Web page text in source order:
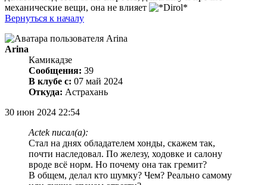
механические вещи, она не влияет
Вернуться к началу
Arina
Камикадзе
Сообщения: 39
В клубе с: 07 май 2024
Откуда: Астрахань
30 июн 2024 22:54
Actek писал(а):
Стал на днях обладателем хонды, скажем так,
почти наследовал. По железу, ходовке и салону
вроде всё норм. Но почему она так гремит?
В общем, делал кто шумку? Чем? Реально самому